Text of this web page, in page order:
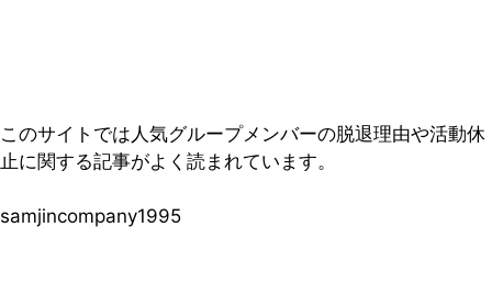
このサイトでは人気グループメンバーの脱退理由や活動休
止に関する記事がよく読まれています。
samjincompany1995